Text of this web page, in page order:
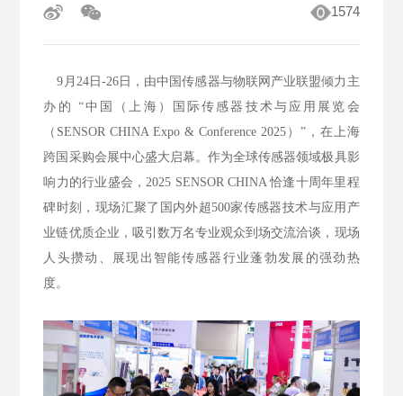
1574
9月24日-26日，由中国传感器与物联网产业联盟倾力主
办的 “中国（上海）国际传感器技术与应用展览会
（SENSOR CHINA Expo & Conference 2025）”，在上海
跨国采购会展中心盛大启幕。作为全球传感器领域极具影
响力的行业盛会，2025 SENSOR CHINA 恰逢十周年里程
碑时刻，现场汇聚了国内外超500家传感器技术与应用产
业链优质企业，吸引数万名专业观众到场交流洽谈，现场
人头攒动、展现出智能传感器行业蓬勃发展的强劲热
度。